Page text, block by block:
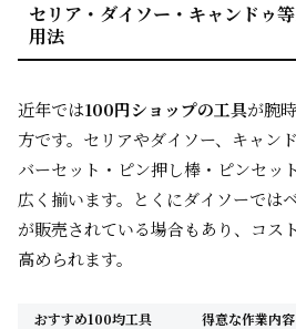
セリア・ダイソー・キャンドゥ
用法
近年では100円ショップの工具が腕
方です。セリアやダイソー、キャン
バーセット・ピン押し棒・ピンセッ
広く揃います。とくにダイソーでは
が販売されている場合もあり、コス
高められます。
おすすめ100均工具 得意な作業内容